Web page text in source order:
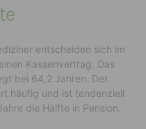
entscheiden sich im
Kassenvertrag. Das
bei 64,2 Jahren. Der
häufig und ist tendenziell
die Hälfte in Pension.